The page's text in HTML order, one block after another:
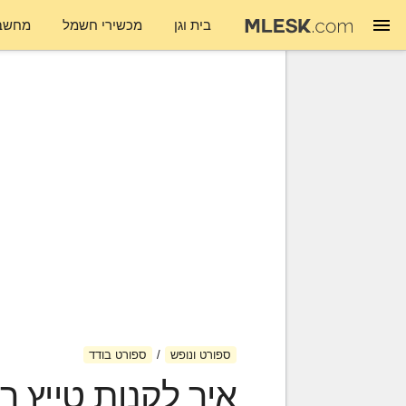
בית וגן מכשירי חשמל
ספורט ונופש ספורט בודד
איך לקנות טייץ